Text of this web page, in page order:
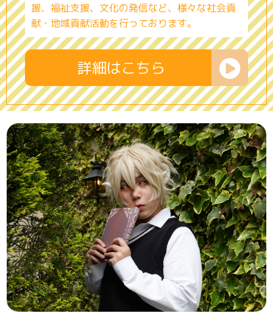
援、福祉支援、文化の発信など、様々な社会貢
献・地域貢献活動を行っております。
詳細はこちら